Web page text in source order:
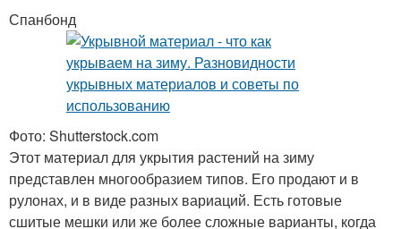
Спанбонд
Фото: Shutterstock.com
Этот материал для укрытия растений на зиму
представлен многообразием типов. Его продают и в
рулонах, и в виде разных вариаций. Есть готовые
сшитые мешки или же более сложные варианты, когда